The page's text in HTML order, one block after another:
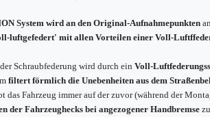
System wird an den Original-Aufnahmepunkten
luftgefedert' mit allen Vorteilen einer Voll-
Schraubfederung wird durch ein Voll-
filtert förmlich die Unebenheiten aus dem
das Fahrzeug immer auf der zuvor (während der
der Fahrzeughecks bei angezogener Handbremse